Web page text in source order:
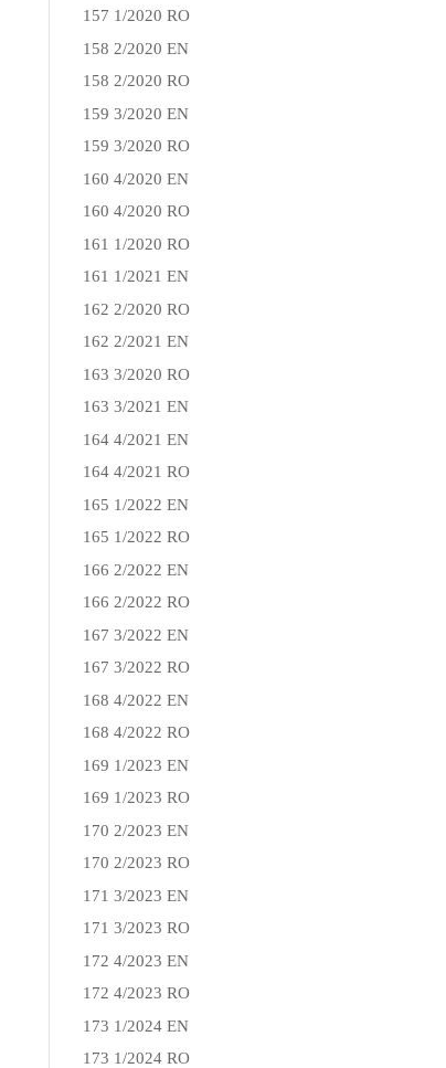
157 1/2020 RO
158 2/2020 EN
158 2/2020 RO
159 3/2020 EN
159 3/2020 RO
160 4/2020 EN
160 4/2020 RO
161 1/2020 RO
161 1/2021 EN
162 2/2020 RO
162 2/2021 EN
163 3/2020 RO
163 3/2021 EN
164 4/2021 EN
164 4/2021 RO
165 1/2022 EN
165 1/2022 RO
166 2/2022 EN
166 2/2022 RO
167 3/2022 EN
167 3/2022 RO
168 4/2022 EN
168 4/2022 RO
169 1/2023 EN
169 1/2023 RO
170 2/2023 EN
170 2/2023 RO
171 3/2023 EN
171 3/2023 RO
172 4/2023 EN
172 4/2023 RO
173 1/2024 EN
173 1/2024 RO